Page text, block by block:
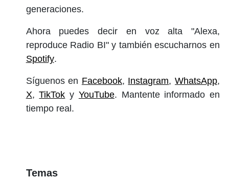
generaciones.
Ahora puedes decir en voz alta "Alexa,
reproduce Radio BI" y también escucharnos en
Spotify.
Síguenos en Facebook, Instagram,WhatsApp,
X,TikTok y YouTube. Mantente informado en
tiempo real.
Temas